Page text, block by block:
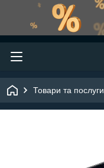
Товари та послуги